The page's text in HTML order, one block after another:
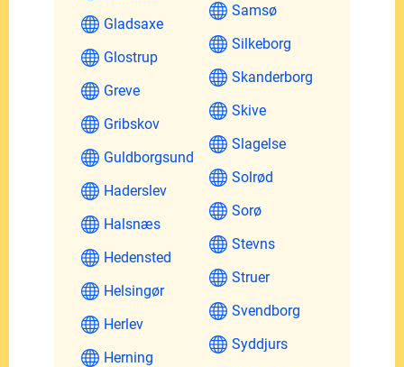
Gladsaxe
Glostrup
Greve
Gribskov
Guldborgsund
Haderslev
Halsnæs
Hedensted
Helsingør
Herlev
Herning
Samsø
Silkeborg
Skanderborg
Skive
Slagelse
Solrød
Sorø
Stevns
Struer
Svendborg
Syddjurs